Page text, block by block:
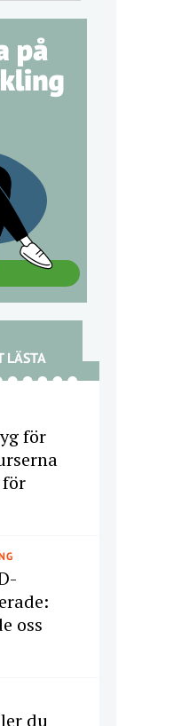
LÄSTA
för
oss
du